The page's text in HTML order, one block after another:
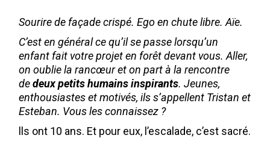
Sourire de façade crispé. Ego en chute libre. Aïe.
C’est en général ce qu’il se passe lorsqu’un
enfant fait votre projet en forêt devant vous. Aller,
on oublie la rancœur et on part à la rencontre
dedeux petits humains inspirants. Jeunes,
enthousiastes et motivés, ils s’appellent Tristan et
Esteban. Vous les connaissez ?
lls ont 10 ans. Et pour eux, l’escalade, c’est sacré.